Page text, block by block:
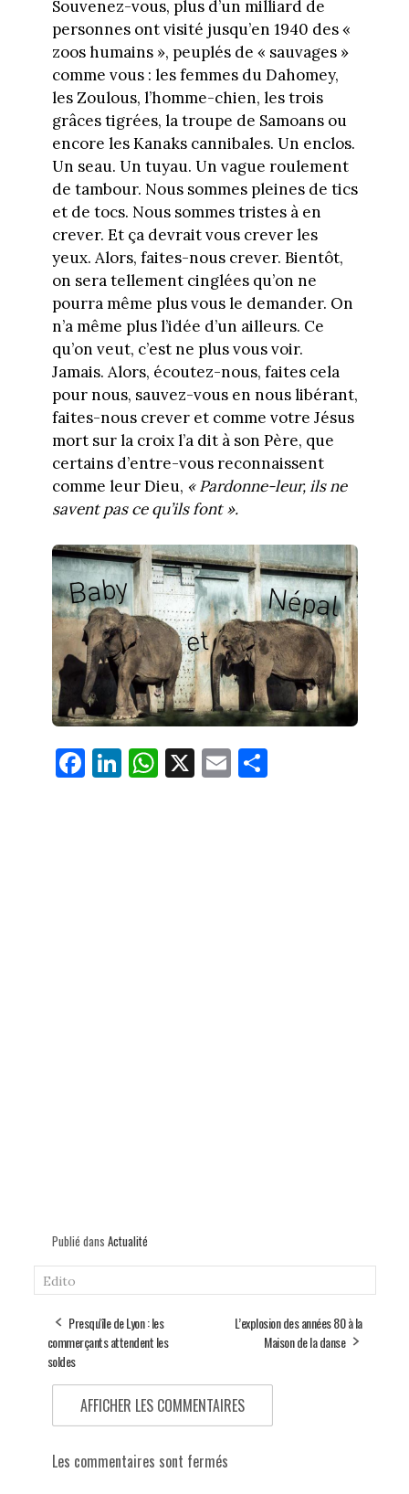
Souvenez-vous, plus d’un milliard de
personnes ont visité jusqu’en 1940 des «
zoos humains », peuplés de « sauvages »
comme vous : les femmes du Dahomey,
les Zoulous, l’homme-chien, les trois
grâces tigrées, la troupe de Samoans ou
encore les Kanaks cannibales. Un enclos.
Un seau. Un tuyau. Un vague roulement
de tambour. Nous sommes pleines de tics
et de tocs. Nous sommes tristes à en
crever. Et ça devrait vous crever les
yeux. Alors, faites-nous crever. Bientôt,
on sera tellement cinglées qu’on ne
pourra même plus vous le demander. On
n’a même plus l’idée d’un ailleurs. Ce
qu’on veut, c’est ne plus vous voir.
Jamais. Alors, écoutez-nous, faites cela
pour nous, sauvez-vous en nous libérant,
faites-nous crever et comme votre Jésus
mort sur la croix l’a dit à son Père, que
certains d’entre-vous reconnaissent
comme leur Dieu, « Pardonne-leur, ils ne
savent pas ce qu’ils font ».
Fa
ce
Li
nk
W
ha
X E
m
Pa
rt
Publié dans Actualité
Edito
Presqu'île de Lyon : les
commerçants attendent les
soldes
L’explosion des années 80 à la
Maison de la danse
AFFICHER LES COMMENTAIRES
Les commentaires sont fermés